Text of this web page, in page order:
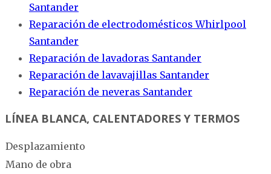
Santander
Reparación de electrodomésticos Whirlpool
Santander
Reparación de lavadoras Santander
Reparación de lavavajillas Santander
Reparación de neveras Santander
LÍNEA BLANCA, CALENTADORES Y TERMOS
Desplazamiento
Mano de obra